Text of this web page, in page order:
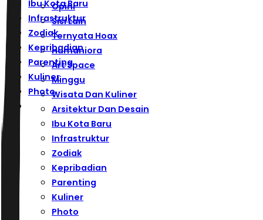
Ibu Kota Baru
Infrastruktur
Zodiak
Kepribadian
Parenting
Kuliner
Photo
Opini
Sisi Lain
Ternyata Hoax
Humaniora
Art Space
Minggu
Wisata Dan Kuliner
Arsitektur Dan Desain
Ibu Kota Baru
Infrastruktur
Zodiak
Kepribadian
Parenting
Kuliner
Photo